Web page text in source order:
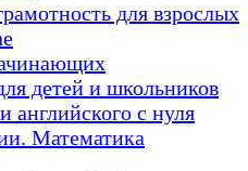
для взрослых
детей и школьников
английского с нуля
Математика